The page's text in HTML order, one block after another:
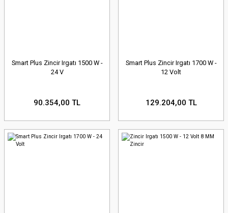
Smart Plus Zincir Irgatı 1500 W -
24 V
90.354,00 TL
Smart Plus Zincir Irgatı 1700 W -
12 Volt
129.204,00 TL